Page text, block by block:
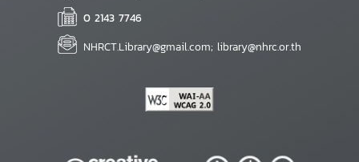
0 2143 7746
NHRCT.Library@gmail.com; library@nhrc.or.th